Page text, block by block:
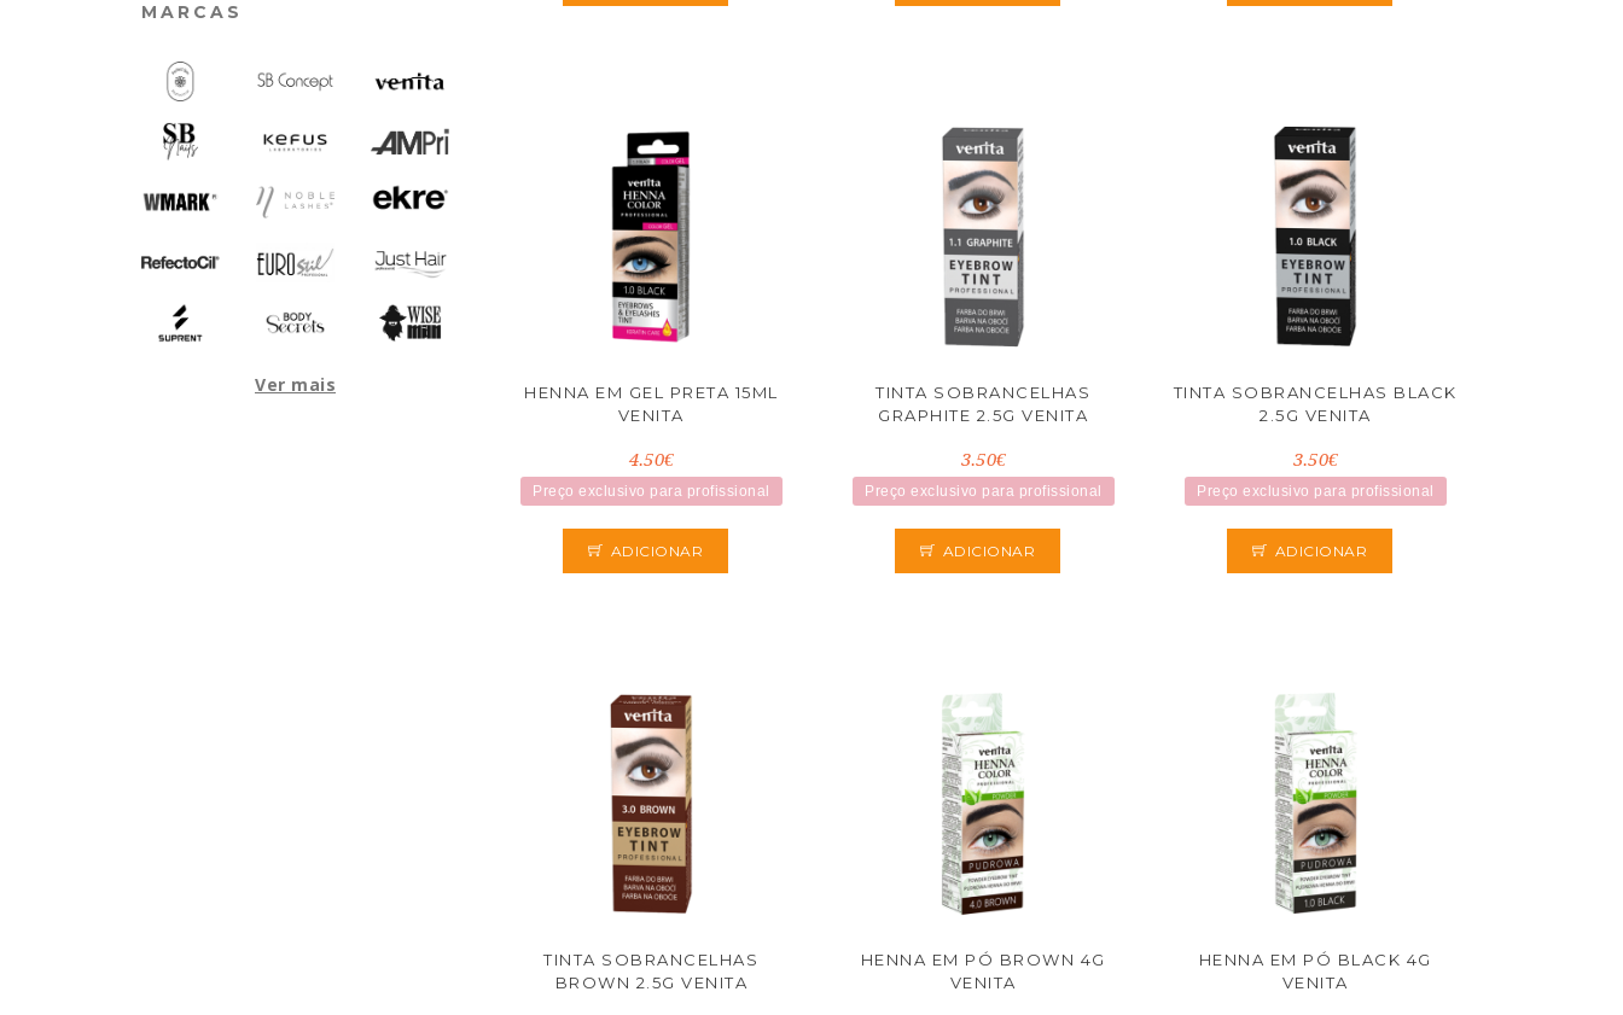
MARCAS
Ver mais
HENNA EM GEL PRETA 15ML
VENITA
4.50€
Preço exclusivo para profissional
ADICIONAR
TINTA SOBRANCELHAS
GRAPHITE 2.5G VENITA
3.50€
Preço exclusivo para profissional
ADICIONAR
TINTA SOBRANCELHAS BLACK
2.5G VENITA
3.50€
Preço exclusivo para profissional
ADICIONAR
TINTA SOBRANCELHAS
BROWN 2.5G VENITA
HENNA EM PÓ BROWN 4G
VENITA
HENNA EM PÓ BLACK 4G
VENITA